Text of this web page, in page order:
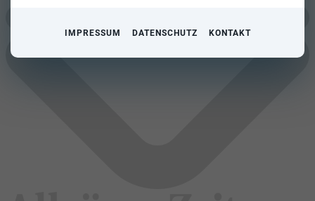
IMPRESSUM DATENSCHUTZ KONTAKT